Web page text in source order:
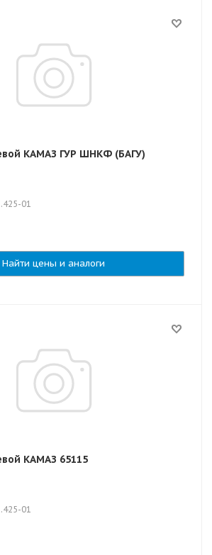
КАМАЗ ГУР ШНКФ (БАГУ)
01
Найти цены и аналоги
КАМАЗ 65115
01